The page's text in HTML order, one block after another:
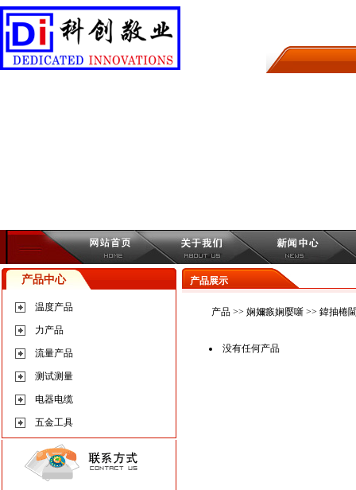
产品中心
温度产品
力产品
流量产品
测试测量
电器电缆
五金工具
产品展示
产品>> 娴嬭瘯娴嬮噺>> 鍏抽棬
没有任何产品